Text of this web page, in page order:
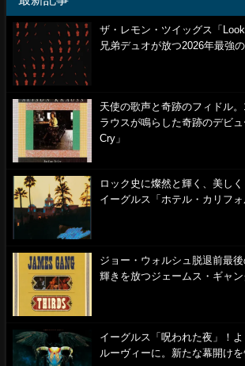
ザ・レモン・ツイッグス「Look
兄弟デュオが放つ2026年最強
天使の歌声と奇跡のフィドル
ラウスが鳴らした奇跡のデビ
Cry」
ロック史に燦然と輝く、美しく
イーグルス「ホテル・カリフォ
ジョー・ウォルシュ脱退前最
輝きを放つジェームス・ギャン
イーグルス「呪われた夜」！
ルーヴィーに。新たな幕開け